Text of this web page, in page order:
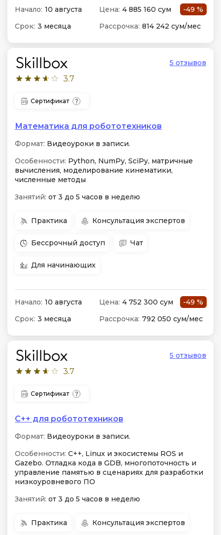
Начало: 10 августа Цена: 4 885 160 сум
-49 %
Срок: 3 месяца Рассрочка: 814 242 сум/мес
3.7
5 отзывов
Сертификат
Математика для робототехников
Формат: Видеоуроки в записи.
Особенности: Python, NumPy, SciPy, матричные
вычисления, моделирование кинематики,
численные методы
Занятий: от 3 до 5 часов в неделю
Практика Консультация экспертов
Бессрочный доступ Чат
Для начинающих
Начало: 10 августа Цена: 4 752 300 сум
-49 %
Срок: 3 месяца Рассрочка: 792 050 сум/мес
3.7
5 отзывов
Сертификат
C++ для робототехников
Формат: Видеоуроки в записи.
Особенности: C++, Linux и экосистемы ROS и
Gazebo. Отладка кода в GDB, многопоточность и
управление памятью в сценариях для разработки
низкоуровневого ПО
Занятий: от 3 до 5 часов в неделю
Практика Консультация экспертов